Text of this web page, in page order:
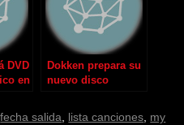
DVD
en
Dokken prepara su
nuevo disco
fecha salida, lista canciones, my